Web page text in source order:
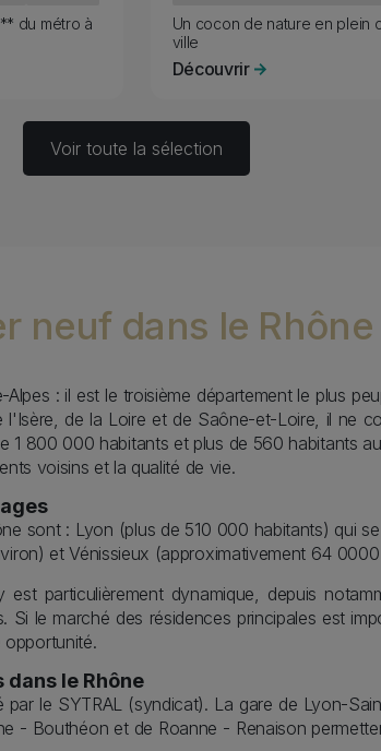
du métro à
Subtitle
Un cocon de nature en plein
ville
Découvrir
Voir toute la sélection
neuf dans le Rhône
: il est le troisième département le plus
de la Loire et de Saône-et-Loire, il ne
1 800 000 habitants et plus de 560 habitants
voisins et la qualité de vie.
sont : Lyon (plus de 510 000 habitants) qui
et Vénissieux (approximativement 64
particulièrement dynamique, depuis
le marché des résidences principales est
opportunité.
le Rhône
le SYTRAL (syndicat). La gare de Lyon-
- Bouthéon et de Roanne - Renaison